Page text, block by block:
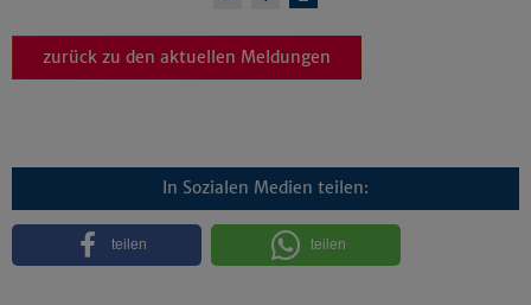
zurück zu den aktuellen Meldungen
In Sozialen Medien teilen:
teilen teilen